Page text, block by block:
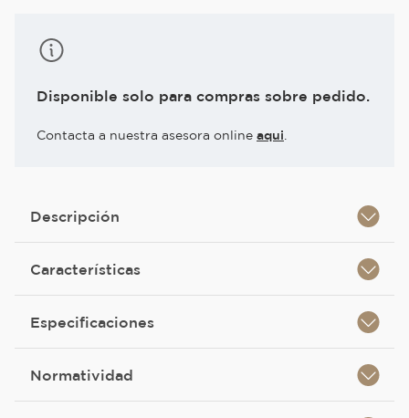
Disponible solo para compras sobre pedido.
Contacta a nuestra asesora online aqui
Descripción
Características
Especificaciones
Normatividad